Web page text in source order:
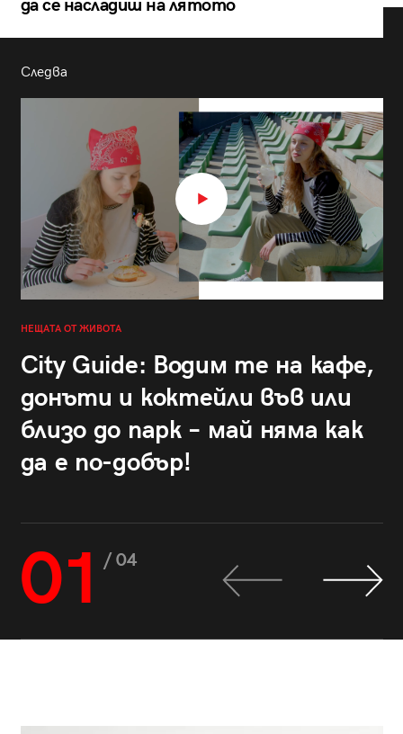
да се насладиш на лятото
Следва
НЕЩАТА ОТ ЖИВОТА
City Guide: Водим те на кафе,
донъти и коктейли във или
близо до парк – май няма как
да е по-добър!
01 / 04